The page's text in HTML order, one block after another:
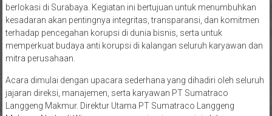
berlokasi di Surabaya. Kegiatan ini bertujuan untuk menumbuhkan
kesadaran akan pentingnya integritas, transparansi, dan komitmen
terhadap pencegahan korupsi di dunia bisnis, serta untuk
memperkuat budaya anti korupsi di kalangan seluruh karyawan dan
mitra perusahaan.
Acara dimulai dengan upacara sederhana yang dihadiri oleh seluruh
jajaran direksi, manajemen, serta karyawan PT Sumatraco
Langgeng Makmur. Direktur Utama PT Sumatraco Langgeng